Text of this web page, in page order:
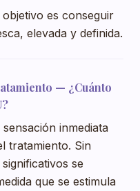
es conseguir
elevada y definida.
— ¿Cuánto
inmediata
tratamiento. Sin
se
que se estimula